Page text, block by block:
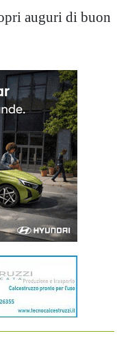
auguri di buon